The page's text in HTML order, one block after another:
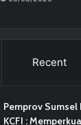
Recent
Pemprov Sumsel
KCFI :